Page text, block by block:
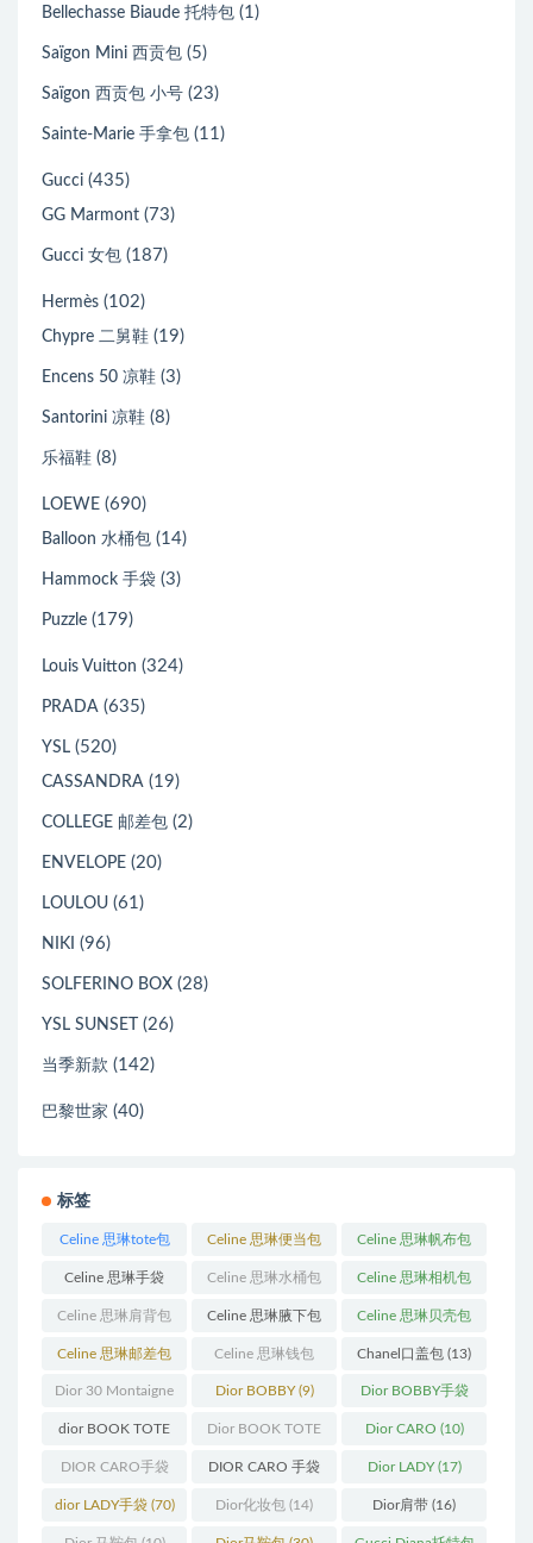
Bellechasse Biaude 托特包 (1)
Saïgon Mini 西贡包 (5)
Saïgon 西贡包 小号 (23)
Sainte-Marie 手拿包 (11)
Gucci (435)
GG Marmont (73)
Gucci 女包 (187)
Hermès (102)
Chypre 二舅鞋 (19)
Encens 50 凉鞋 (3)
Santorini 凉鞋 (8)
乐福鞋 (8)
LOEWE (690)
Balloon 水桶包 (14)
Hammock 手袋 (3)
Puzzle (179)
Louis Vuitton (324)
PRADA (635)
YSL (520)
CASSANDRA (19)
COLLEGE 邮差包 (2)
ENVELOPE (20)
LOULOU (61)
NIKI (96)
SOLFERINO BOX (28)
YSL SUNSET (26)
当季新款 (142)
巴黎世家 (40)
标签
Celine 思琳tote包
(23)
Celine 思琳便当包
(14)
Celine 思琳帆布包
(18)
Celine 思琳手袋
(250)
Celine 思琳水桶包
(55)
Celine 思琳相机包
(11)
Celine 思琳肩背包
(12)
Celine 思琳腋下包
(10)
Celine 思琳贝壳包
(12)
Celine 思琳邮差包
(13)
Celine 思琳钱包
(10)
Chanel口盖包 (13)
Dior 30 Montaigne
蒙田(31)
Dior BOBBY(9) Dior BOBBY手袋
(26)
dior BOOK TOTE
(12)
Dior BOOK TOTE
手袋(163)
Dior CARO (10)
DIOR CARO手袋
(11)
DIOR CARO 手袋
(31)
Dior LADY(17)
dior LADY手袋(70) Dior化妆包 (14) Dior肩带 (16)